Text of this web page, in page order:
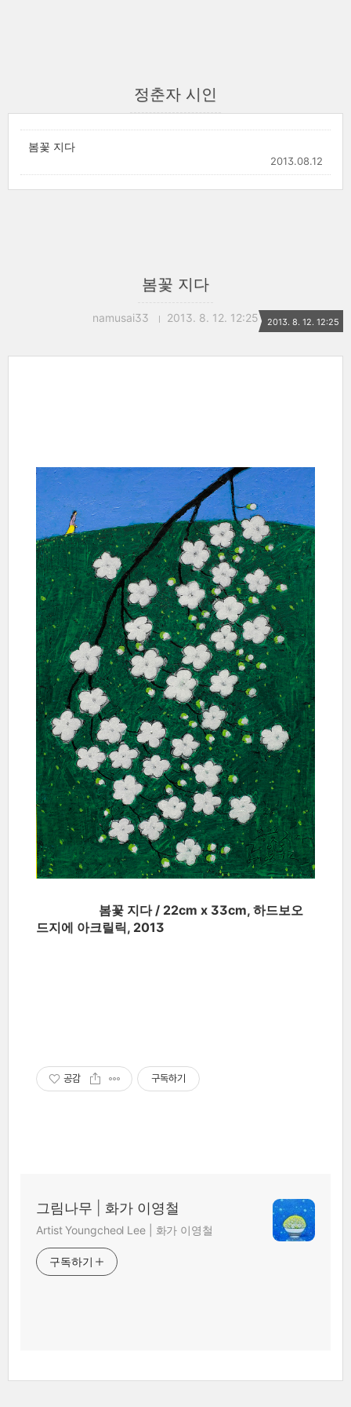
정춘자 시인
봄꽃 지다
2013.08.12
봄꽃 지다
namusai33 2013. 8. 12. 12:25 2013. 8. 12. 12:25
봄꽃 지다 / 22cm x 33cm, 하드보오
드지에 아크릴릭, 2013
공감 구독하기
그림나무 | 화가 이영철
Artist Youngcheol Lee | 화가 이영철
구독하기